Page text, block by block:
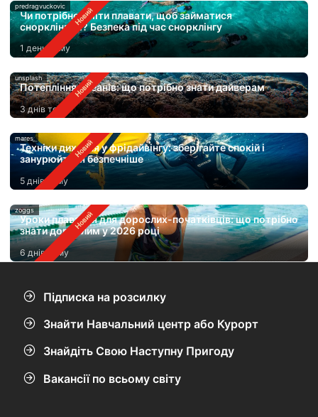
predragvuckovic
Чи потрібно вміти плавати, щоб займатися
снорклінгом? Безпека під час снорклінгу
1 день тому
unsplash
Потепління океанів: що потрібно знати дайверам
3 днів тому
mares
Техніки дихання у фрідайвінгу: зберігайте спокій і
занурюйтеся безпечніше
5 днів тому
zoggs
Уроки плавання для дорослих-початківців: що потрібно
знати дорослим у 2026 році
6 днів тому
Підписка на розсилку
Знайти Навчальний центр або Курорт
Знайдіть Свою Наступну Пригоду
Вакансії по всьому світу